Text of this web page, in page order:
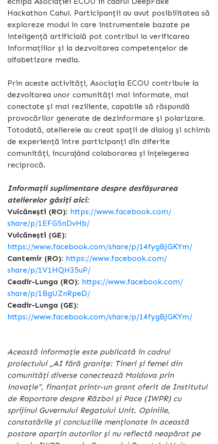
Hackathon Cahul. Participanții au avut posibilitatea să
exploreze modul în care instrumentele bazate pe
inteligență artificială pot contribui la verificarea
informațiilor și la dezvoltarea competențelor de
alfabetizare media.
Prin aceste activități, Asociația ECOU contribuie la
dezvoltarea unor comunități mai informate, mai
conectate și mai reziliente, capabile să răspundă
provocărilor generate de dezinformare și polarizare.
Totodată, atelierele au creat spații de dialog și schimb
de experiență între participanți din diferite
comunități, încurajând colaborarea și înțelegerea
reciprocă.
Informații suplimentare despre desfășurarea
atelierelor găsiți aici:
Vulcănești (RO): https://www.facebook.com/
share/p/1EFG5nDvHb/
Vulcănești (GE):
https://www.facebook.com/share/p/14fygBJGKYm/
Cantemir (RO): https://www.facebook.com/
share/p/1V1HQH35uP/
Ceadîr-Lunga (RO): https://www.facebook.com/
share/p/1BgUZnRpeD/
Ceadîr-Lunga (GE):
https://www.facebook.com/share/p/14fygBJGKYm/
Această informație este publicată în cadrul
proiectului „AI fără granițe: Tineri și femei din
comunități diverse conectează Moldova prin
inovație”, finanțat printr-un grant oferit de Institutul
de Raportare despre Război și Pace (IWPR) cu
sprijinul Guvernului Regatului Unit. Opiniile,
constatările și concluziile menționate în această
postare aparțin autorilor și nu reflectă neapărat pe